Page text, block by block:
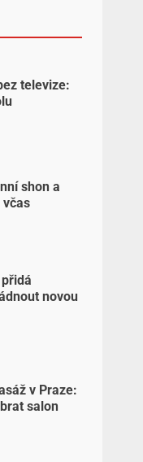
televize:
shon a
včas
novou
v Praze:
salon